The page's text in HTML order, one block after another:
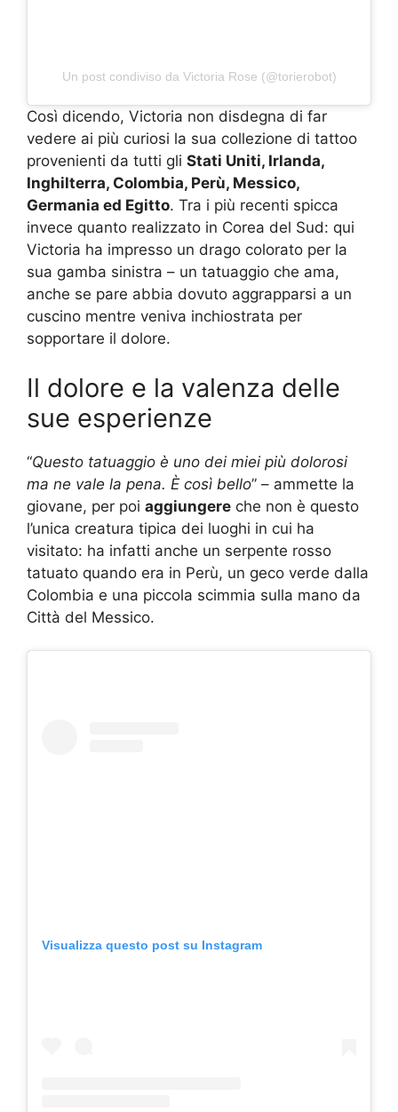
Un post condiviso da Victoria Rose (@torierobot)
Così dicendo, Victoria non disdegna di far
vedere ai più curiosi la sua collezione di tattoo
provenienti da tutti gli Stati Uniti, Irlanda,
Inghilterra, Colombia, Perù, Messico,
Germania ed Egitto. Tra i più recenti spicca
invece quanto realizzato in Corea del Sud: qui
Victoria ha impresso un drago colorato per la
sua gamba sinistra – un tatuaggio che ama,
anche se pare abbia dovuto aggrapparsi a un
cuscino mentre veniva inchiostrata per
sopportare il dolore.
Il dolore e la valenza delle
sue esperienze
“Questo tatuaggio è uno dei miei più dolorosi
ma ne vale la pena. È così bello” – ammette la
giovane, per poi aggiungere che non è questo
l’unica creatura tipica dei luoghi in cui ha
visitato: ha infatti anche un serpente rosso
tatuato quando era in Perù, un geco verde dalla
Colombia e una piccola scimmia sulla mano da
Città del Messico.
Visualizza questo post su Instagram